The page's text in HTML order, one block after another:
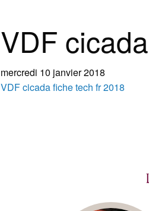
VDF
mercredi 10 janvier 2018
VDF cicada fiche tech fr 2018